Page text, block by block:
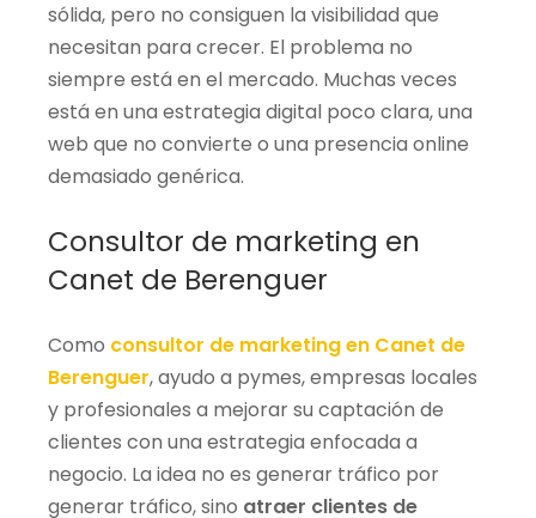
sólida, pero no consiguen la visibilidad que
necesitan para crecer. El problema no
siempre está en el mercado. Muchas veces
está en una estrategia digital poco clara, una
web que no convierte o una presencia online
demasiado genérica.
Consultor de marketing en
Canet de Berenguer
Como consultor de marketing en Canet de
Berenguer, ayudo a pymes, empresas locales
y profesionales a mejorar su captación de
clientes con una estrategia enfocada a
negocio. La idea no es generar tráfico por
generar tráfico, sino atraer clientes de